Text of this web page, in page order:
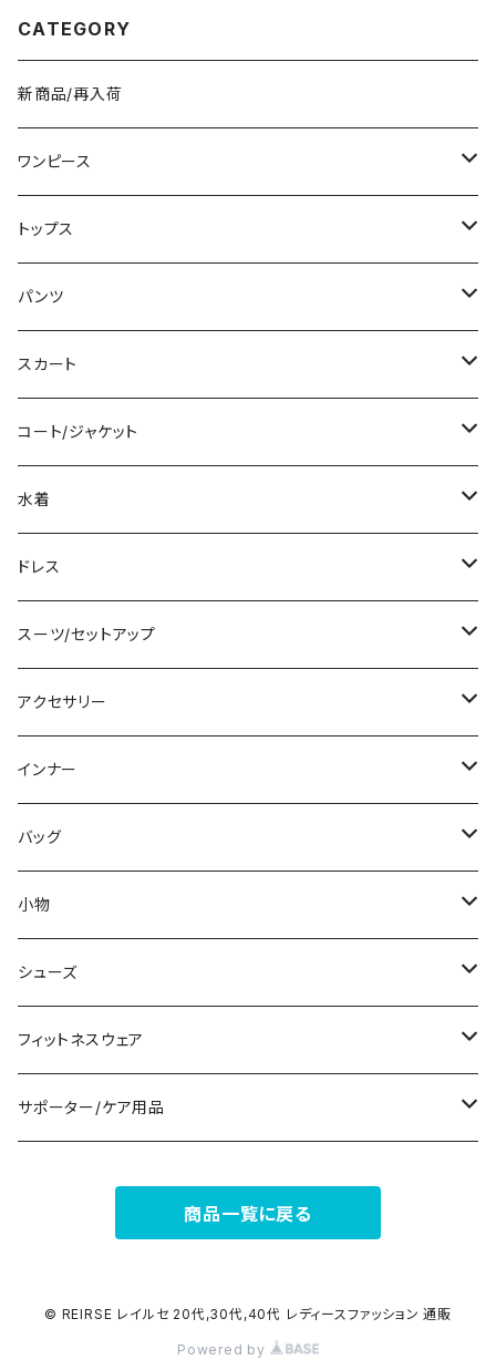
CATEGORY
新商品/再入荷
ワンピース
ミニ/ショート
ミディアム/ミモレ
ロング/マキシ
袖付き
ノースリーブ
その他
チュニック
トップス
Tシャツ/カットソー
タンクトップ/キャミソール
シャツ/ブラウス
ベアトップ/チューブトップ
カーディガン/ボレロ
ニット/セーター
パーカー
スウェット/トレーナー
その他
パンツ
ショート丈
クロップド丈
ロング丈
デニム
レギンス
その他
オールインワン
スカート
ミニ/ショート
ミディアム/ミモレ
ロング
その他
コート/ジャケット
コート
ジャケット
その他
水着
タンキニ
バンドゥビキニ
ワンピース
ラッシュガード
その他
ドレス
ミニ/ショート
ミディアム/ミモレ
ロング/マキシ
袖付き
ノースリーブ
パンツドレス
ナイトドレス
その他
スーツ/セットアップ
パンツスーツ
スカートスーツ
その他
アクセサリー
ネックレス
ブレスレット
ピアス
コサージュ
リング
その他
インナー
ブラ/ブラトップ/ベアトップ
ショーツ
タンクトップ/キャミソール
半袖/5分
7分/長袖
ペチコート/ペチパンツ
その他
バッグ
サブバッグ
クラッチバッグ
トートバッグ
ショルダーバッグ
カジュアルバッグ
バックパック
小物
マフラー/スカーフ/ストール
財布
アクセサリーケース
シューズ
スニーカー
ブーツ
その他
フィットネスウェア
セット販売
タイツ
サポーター/ケア用品
商品一覧に戻る
© REIRSE レイルセ 20代,30代,40代 レディースファッション 通販
Powered by